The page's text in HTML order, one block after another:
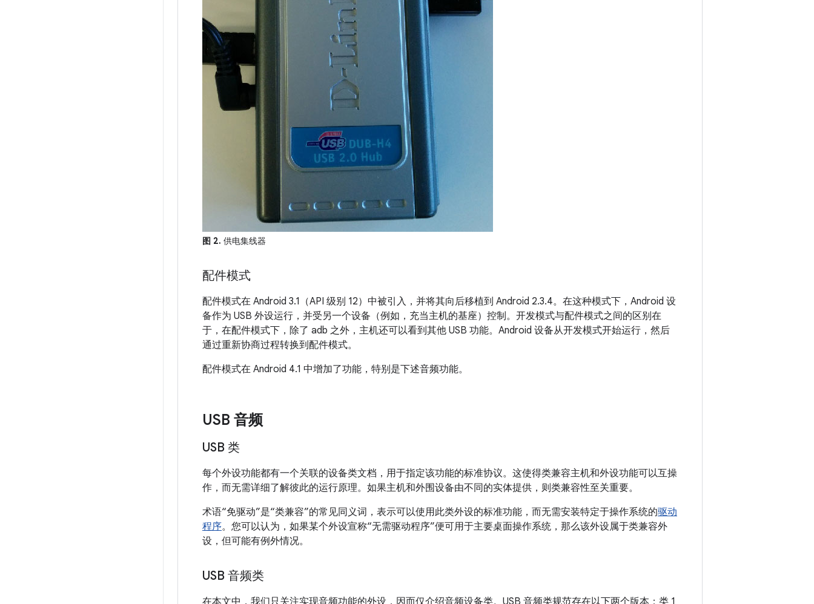
图 2. 供电集线器
配件模式
配件模式在 Android 3.1（API 级别 12）中被引入，并将其向后移植到 Android 2.3.4。 在这种模式下，Android 设
备作为 USB 外设运行，并受另一个设备（例如，充当主机的基座）控制。开发模式与配件模式之间的区别在
于，在配件模式下，除了 adb 之外，主机还可以看到其他 USB 功能。Android 设备从开发模式开始运行，然后
通过重新协商过程转换到配件模式。
配件模式在 Android 4.1 中增加了功能，特别是下述音频功能。
USB 音频
USB 类
每个外设功能都有一个关联的设备类文档，用于指定该功能的标准协议。 这使得类兼容主机和外设功能可以互操
作，而无需详细了解彼此的运行原理。 如果主机和外围设备由不同的实体提供，则类兼容性至关重要。
术语“免驱动”是“类兼容”的常见同义词，表示可以使用此类外设的标准功能，而无需安装特定于操作系统的驱动
程序。 您可以认为，如果某个外设宣称“无需驱动程序”便可用于主要桌面操作系统，那么该外设属于类兼容外
设，但可能有例外情况。
USB 音频类
在本文中，我们只关注实现音频功能的外设，因而仅介绍音频设备类。USB 音频类规范存在以下两个版本：类 1